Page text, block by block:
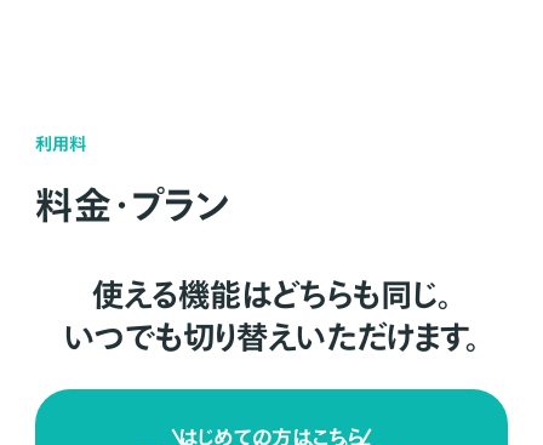
利用料
料金・プラン
使える機能はどちらも同じ。
いつでも切り替えいただけます。
はじめての方はこちら